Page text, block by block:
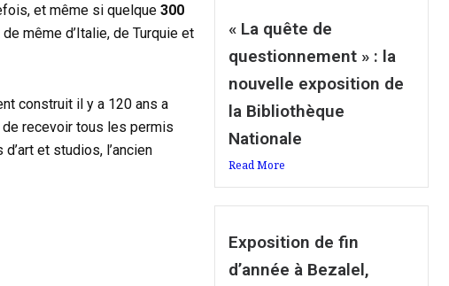
et même si quelque 300
même d’Italie, de Turquie et
construit il y a 120 ans a
recevoir tous les permis
et studios, l’ancien
« La quête de
questionnement » : la
nouvelle exposition de
la Bibliothèque
Nationale
Read More
Exposition de fin
d’année à Bezalel,